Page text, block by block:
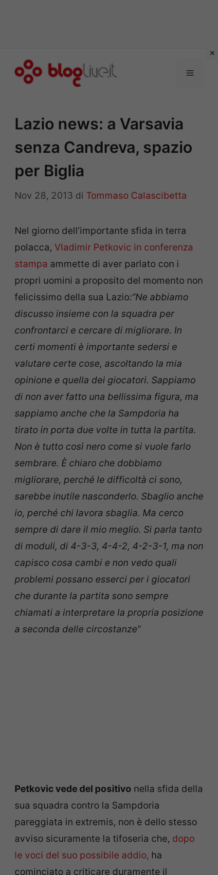
Menu
Lazio news: a Varsavia
senza Candreva, spazio
per Biglia
Nov 28, 2013 di Tommaso Calascibetta
Nel giorno dell’importante sfida in terra
polacca, Vladimir Petkovic in conferenza
stampa ammette di aver parlato con i
propri uomini a proposito del momento non
felicissimo della sua Lazio:”Ne abbiamo
discusso insieme con la squadra per
confrontarci e cercare di migliorare. In
certi momenti è importante sedersi e
valutare certe cose, ascoltando la mia
opinione e quella dei giocatori. Sappiamo
di non aver fatto una bellissima figura, ma
sappiamo anche che la Sampdoria ha
tirato in porta due volte in tutta la partita.
Non è tutto così nero come si vuole farlo
sembrare. È chiaro che dobbiamo
migliorare, perché le difficoltà ci sono,
sarebbe inutile nasconderlo. Sbaglio anche
io, perché chi lavora sbaglia. Ma cerco
sempre di dare il mio meglio. Si parla tanto
di moduli, di 4-3-3, 4-4-2, 4-2-3-1, ma non
capisco cosa cambi e non vedo quali
problemi possano esserci per i giocatori
che durante la partita sono sempre
chiamati a interpretare la propria posizione
a seconda delle circostanze”
Petkovic vede del positivo nella sfida della
sua squadra contro la Sampdoria
pareggiata in extremis, non è dello stesso
avviso sicuramente la tifoseria che, dopo
le voci del suo possibile addio, ha
cominciato a criticare duramente il